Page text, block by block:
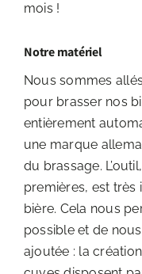
mois !
Notre matériel
Nous sommes
pour brasser nos
entièrement
une marque
du brassage.
premières, est
bière. Cela nous
possible et de
ajoutée : la